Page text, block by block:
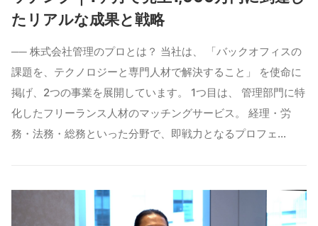
たリアルな成果と戦略
── 株式会社管理のプロとは？ 当社は、 「バックオフィスの
課題を、テクノロジーと専門人材で解決すること」 を使命に
掲げ、2つの事業を展開しています。 1つ目は、 管理部門に特
化したフリーランス人材のマッチングサービス。 経理・労
務・法務・総務といった分野で、即戦力となるプロフェ…